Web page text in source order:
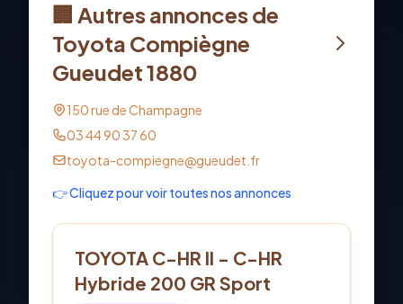
🏢 Autres annonces de
Toyota Compiègne
Gueudet 1880
150 rue de Champagne
03 44 90 37 60
toyota-compiegne@gueudet.fr
👉 Cliquez pour voir toutes nos annonces
TOYOTA C-HR II - C-HR
Hybride 200 GR Sport